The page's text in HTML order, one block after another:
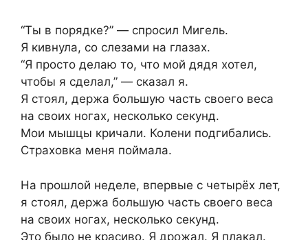
“Ты в порядке?” — спросил Мигель.
Я кивнула, со слезами на глазах.
“Я просто делаю то, что мой дядя хотел,
чтобы я сделал,” — сказал я.
Я стоял, держа большую часть своего веса
на своих ногах, несколько секунд.
Мои мышцы кричали. Колени подгибались.
Страховка меня поймала.
На прошлой неделе, впервые с четырёх лет,
я стоял, держа большую часть своего веса
на своих ногах, несколько секунд.
Это было не красиво. Я дрожал. Я плакал.